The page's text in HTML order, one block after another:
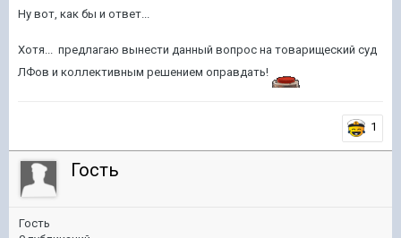
Ну вот, как бы и ответ...
Хотя... предлагаю вынести данный вопрос на товарищеский суд
ЛФов и коллективным решением оправдать!
1
Гость
Гость